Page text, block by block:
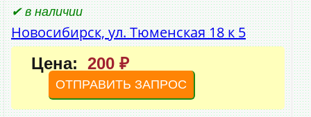
✔ в наличии
Новосибирск, ул. Тюменская 18 к 5
Цена: 200 ₽
ОТПРАВИТЬ ЗАПРОС